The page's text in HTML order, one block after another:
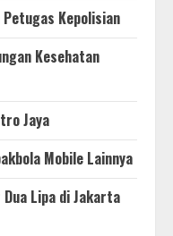
Petugas Kepolisian
Kesehatan
Jaya
Mobile Lainnya
Lipa di Jakarta